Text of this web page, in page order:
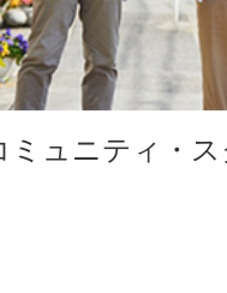
ミュニティ・